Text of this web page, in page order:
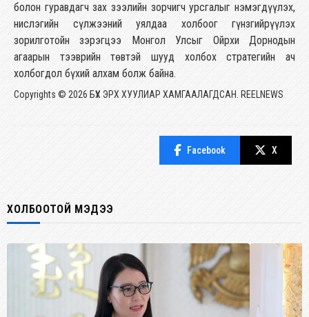
болон гуравдагч зах зээлийн зорчигч урсгалыг нэмэгдүүлэх,
нислэгийн сүлжээний уялдаа холбоог гүнзгийрүүлэх
зорилготойн зэрэгцээ Монгол Улсыг Ойрхи Дорнодын
агаарын тээврийн төвтэй шууд холбох стратегийн ач
холбогдол бүхий алхам болж байна.
Copyrights © 2026 БҮХ ЭРХ ХУУЛИАР ХАМГААЛАГДСАН. REELNEWS
Facebook X
ХОЛБООТОЙ МЭДЭЭ